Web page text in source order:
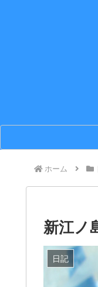
ホーム
新江ノ
日記